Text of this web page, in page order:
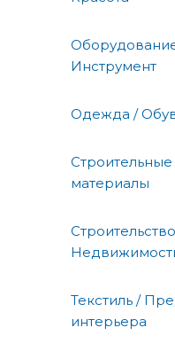
Инструмент
Одежда /
материалы
Текстиль /
интерьера